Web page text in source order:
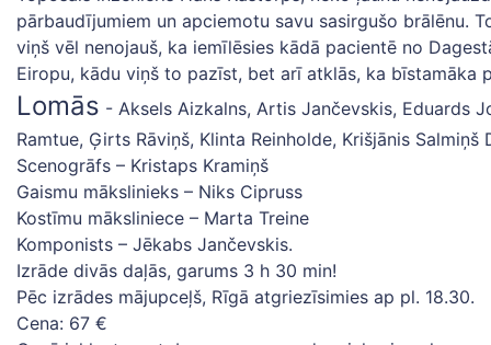
pārbaudījumiem un apciemotu savu sasirgušo brālēnu.
viņš vēl nenojauš, ka iemīlēsies kādā pacientē no
Eiropu, kādu viņš to pazīst, bet arī atklās, ka
Lomās - Aksels Aizkalns, Artis Jančevskis, Eduards
Ramtue, Ģirts Rāviņš, Klinta Reinholde, Krišjānis Salmiņš
Scenogrāfs – Kristaps Kramiņš
Gaismu mākslinieks – Niks Cipruss
Kostīmu māksliniece – Marta Treine
Komponists – Jēkabs Jančevskis.
Izrāde divās daļās, garums 3 h 30 min!
Pēc izrādes mājupceļš, Rīgā atgriezīsimies ap pl. 18.30.
Cena: 67 €